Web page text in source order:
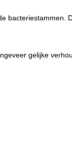
bacteriestammen.
gelijke